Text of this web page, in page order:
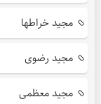
مجید خراطها
مجید رضوی
مجید معظمی